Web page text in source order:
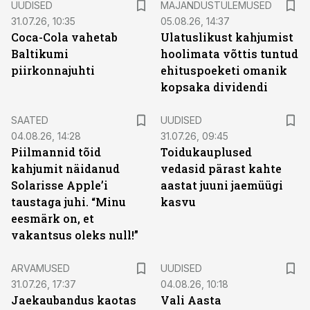
UUDISED
31.07.26, 10:35
Coca-Cola vahetab
Baltikumi
piirkonnajuhti
MAJANDUSTULEMUSED
05.08.26, 14:37
Ulatuslikust kahjumist
hoolimata võttis tuntud
ehituspoeketi omanik
kopsaka dividendi
SAATED
04.08.26, 14:28
Piilmannid tõid
kahjumit näidanud
Solarisse Apple’i
taustaga juhi. “Minu
eesmärk on, et
vakantsus oleks null!”
UUDISED
31.07.26, 09:45
Toidukauplused
vedasid pärast kahte
aastat juuni jaemüügi
kasvu
ARVAMUSED
31.07.26, 17:37
Jaekaubandus kaotas
UUDISED
04.08.26, 10:18
Vali Aasta